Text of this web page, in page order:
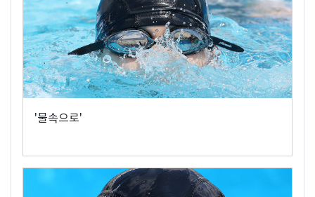
'물속으로'